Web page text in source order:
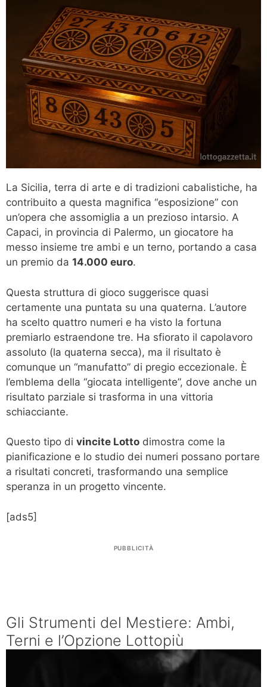
La Sicilia, terra di arte e di tradizioni cabalistiche, ha
contribuito a questa magnifica “esposizione” con
un’opera che assomiglia a un prezioso intarsio. A
Capaci, in provincia di Palermo, un giocatore ha
messo insieme tre ambi e un terno, portando a casa
un premio da 14.000 euro.
Questa struttura di gioco suggerisce quasi
certamente una puntata su una quaterna. L’autore
ha scelto quattro numeri e ha visto la fortuna
premiarlo estraendone tre. Ha sfiorato il capolavoro
assoluto (la quaterna secca), ma il risultato è
comunque un “manufatto” di pregio eccezionale. È
l’emblema della “giocata intelligente”, dove anche un
risultato parziale si trasforma in una vittoria
schiacciante.
Questo tipo di vincite Lotto dimostra come la
pianificazione e lo studio dei numeri possano portare
a risultati concreti, trasformando una semplice
speranza in un progetto vincente.
[ads5]
PUBBLICITÀ
Gli Strumenti del Mestiere: Ambi,
Terni e l’Opzione Lottopiù